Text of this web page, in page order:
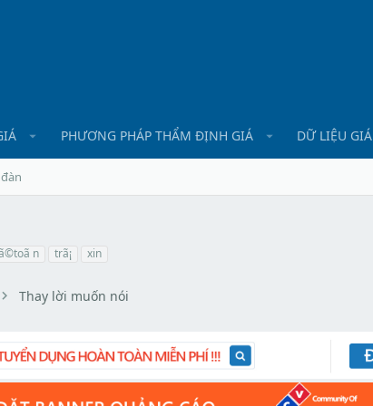
PHƯƠNG PHÁP THẨM ĐỊNH GIÁ DỮ LIỆU GIÁ
n trã¡ xin
Thay lời muốn nói